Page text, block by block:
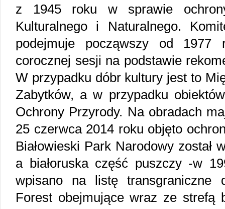
z 1945 roku w sprawie
Kulturalnego i Naturalnego.
podejmuje począwszy od
corocznej sesji na podstawie
W przypadku dóbr kultury jest to
Zabytków, a w przypadku
Ochrony Przyrody. Na obradach
25 czerwca 2014 roku objęto
Białowieski Park Narodowy został
a białoruska część puszczy -w
wpisano na listę transgraniczne
Forest obejmujące wraz ze strefą